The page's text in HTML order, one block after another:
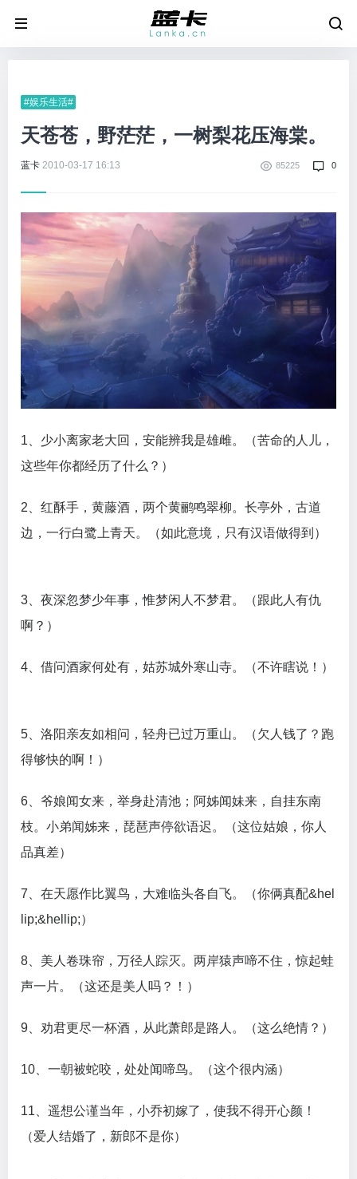
#娱乐生活#
天苍苍，野茫茫，一树梨花压海棠。
蓝卡 2010-03-17 16:13 85225 0
1、少小离家老大回，安能辨我是雄雌。（苦命的人儿，
这些年你都经历了什么？）
2、红酥手，黄藤酒，两个黄鹂鸣翠柳。长亭外，古道
边，一行白鹭上青天。（如此意境，只有汉语做得到）
3、夜深忽梦少年事，惟梦闲人不梦君。（跟此人有仇
啊？）
4、借问酒家何处有，姑苏城外寒山寺。（不许瞎说！）
5、洛阳亲友如相问，轻舟已过万重山。（欠人钱了？跑
得够快的啊！）
6、爷娘闻女来，举身赴清池；阿姊闻妹来，自挂东南
枝。小弟闻姊来，琵琶声停欲语迟。（这位姑娘，你人
品真差）
7、在天愿作比翼鸟，大难临头各自飞。（你俩真配&hel
lip;&hellip;）
8、美人卷珠帘，万径人踪灭。两岸猿声啼不住，惊起蛙
声一片。（这还是美人吗？！）
9、劝君更尽一杯酒，从此萧郎是路人。（这么绝情？）
10、一朝被蛇咬，处处闻啼鸟。（这个很内涵）
11、遥想公谨当年，小乔初嫁了，使我不得开心颜！
（爱人结婚了，新郎不是你）